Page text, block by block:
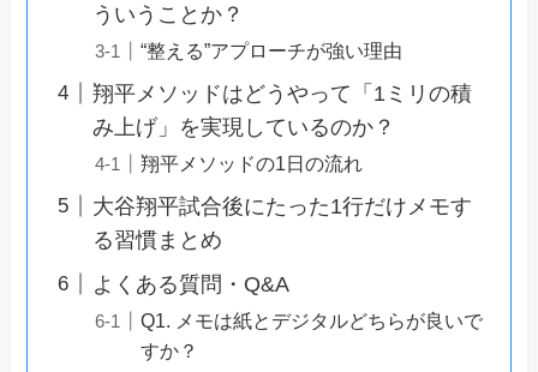
ういうことか？
“整える”アプローチが強い理由
翔平メソッドはどうやって「1ミリの積
み上げ」を実現しているのか？
翔平メソッドの1日の流れ
大谷翔平試合後にたった1行だけメモす
る習慣まとめ
よくある質問・Q&A
Q1. メモは紙とデジタルどちらが良いで
すか？